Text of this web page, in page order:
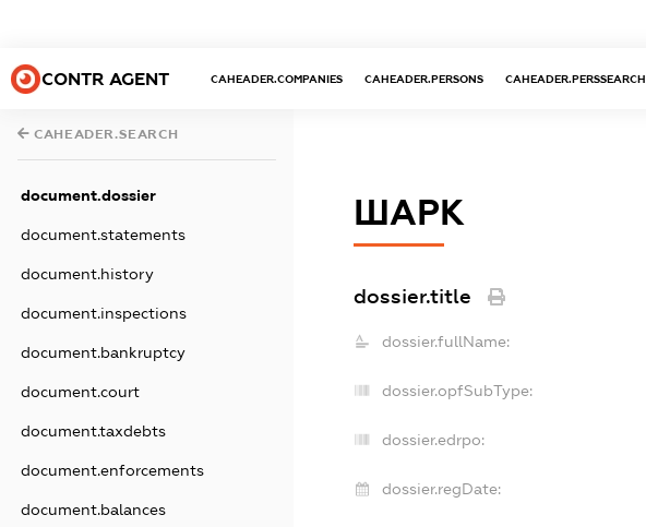
CONTR AGENT CAHEADER.COMPANIES CAHEADER.PERSONS CAHEADER.PERSSEARCH
CAHEADER.SEARCH
document.dossier
document.statements
document.history
document.inspections
document.bankruptcy
document.court
document.taxdebts
document.enforcements
document.balances
ШАРК
dossier.title
dossier.fullName:
dossier.opfSubType:
dossier.edrpo:
dossier.regDate: